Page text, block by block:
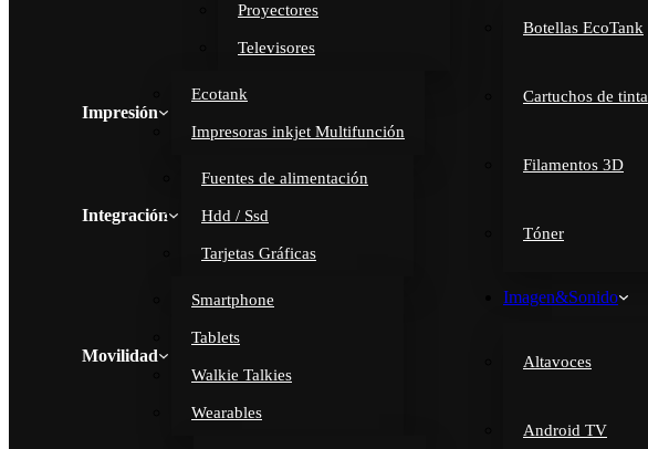
Proyectores
Televisores
Impresión
Ecotank
Impresoras inkjet Multifunción
Integración
Fuentes de alimentación
Hdd / Ssd
Tarjetas Gráficas
Movilidad
Smartphone
Tablets
Walkie Talkies
Wearables
Botellas EcoTank
Cartuchos de tinta
Filamentos 3D
Tóner
Imagen&Sonido
Altavoces
Android TV